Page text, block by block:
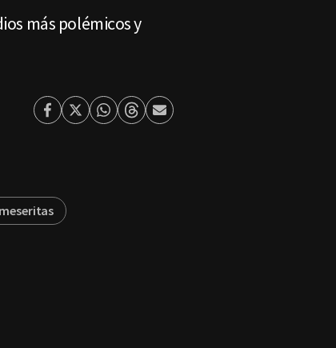
más polémicos y
Facebook
TwitterWhatsapp
ThreadsEnviar
meseritas